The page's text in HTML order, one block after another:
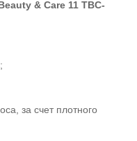
& Care 11 TBC-
за счет плотного